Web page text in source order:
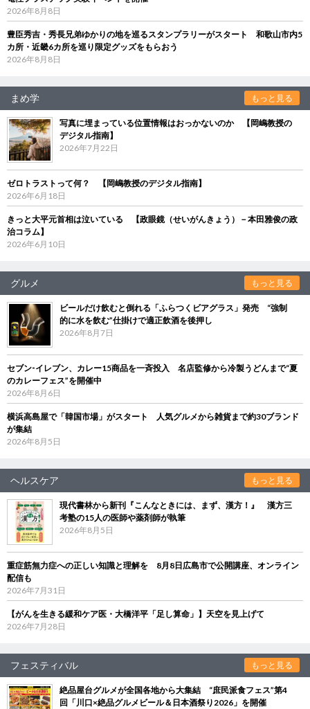
2026年8月8日
豊臣秀吉・秀長兄弟ゆかりの地を巡るスタンプラリーがスタート 和歌山市内5
カ所・近畿6カ所を巡り限定グッズをもらおう
2026年8月8日
まめ学 もっと見る
写真に埋まっている位置情報はおっかないのか 【岡嶋教授の
デジタル指南】
2026年7月22日
ゼロトラストって何？ 【岡嶋教授のデジタル指南】
2026年6月18日
きっと大平元首相は泣いている 【政眼鏡（せいがんきょう）－本田雅俊の政
治コラム】
2026年6月10日
グルメ もっと見る
ビールだけ飲むと倒れる「ふらつくビアグラス」発売 “強制
的に水を飲む”仕掛けで適正飲酒を後押し
2026年8月7日
セブン‐イレブン、カレー15商品を一斉投入 名店監修から冷製うどんまで“夏
のカレーフェス”を開催中
2026年8月6日
横浜高島屋で「韓国市場」がスタート 人気グルメから雑貨まで約30ブランド
が集結
2026年8月5日
ヘルスケア もっと見る
現代書林から新刊『こんなときには、まず、漢方！』 漢方三
考塾の15人の医師や薬剤師が執筆
2026年8月5日
重症筋無力症への正しい知識と理解を 8月8日広島市で公開講座、オンライン
配信も
2026年7月31日
【がんを生きる緩和ケア医・大橋洋平「足し算命」】天空を見上げて
2026年7月28日
フェスティバル もっと見る
絶品屋台グルメが全国各地から大集結 “庶民派食フェス”第4
回「川口×絶品グルメビール＆日本酒祭り2026」を開催